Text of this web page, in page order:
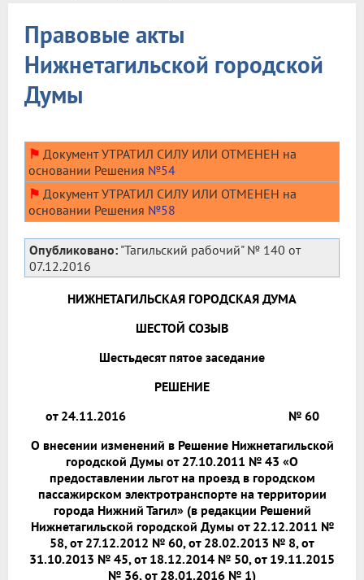
Правовые акты
Нижнетагильской городской
Думы
⚑ Документ УТРАТИЛ СИЛУ ИЛИ ОТМЕНЕН на
основании Решения №54
⚑ Документ УТРАТИЛ СИЛУ ИЛИ ОТМЕНЕН на
основании Решения №58
Опубликовано: "Тагильский рабочий" № 140 от
07.12.2016
НИЖНЕТАГИЛЬСКАЯ ГОРОДСКАЯ ДУМА
ШЕСТОЙ СОЗЫВ
Шестьдесят пятое заседание
РЕШЕНИЕ
от 24.11.2016 № 60
О внесении изменений в Решение Нижнетагильской
городской Думы от 27.10.2011 № 43 «О
предоставлении льгот на проезд в городском
пассажирском электротранспорте на территории
города Нижний Тагил» (в редакции Решений
Нижнетагильской городской Думы от 22.12.2011 №
58, от 27.12.2012 № 60, от 28.02.2013 № 8, от
31.10.2013 № 45, от 18.12.2014 № 50, от 19.11.2015
№ 36, от 28.01.2016 № 1)